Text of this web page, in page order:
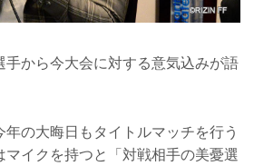
手から今大会に対する意気込みが語
の大晦日もタイトルマッチを行う
マイクを持つと「対戦相手の美憂選